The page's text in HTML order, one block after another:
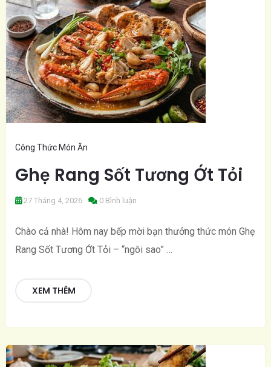
Công Thức Món Ăn
Ghẹ Rang Sốt Tương Ớt Tỏi
27 Tháng 4, 2026 0 Bình luận
Chào cả nhà! Hôm nay bếp mời bạn thưởng thức món Ghẹ
Rang Sốt Tương Ớt Tỏi – “ngôi sao” …
XEM THÊM